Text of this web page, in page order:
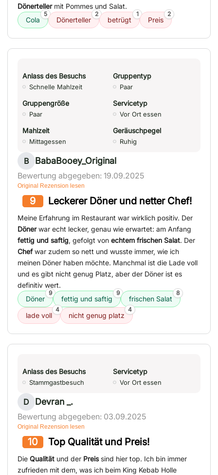
Dönertellermit Pommes und Salat.
Cola
5
Dönerteller
2
betrügt
1
Preis
2
Anlass des Besuchs
Schnelle Mahlzeit
Gruppentyp
Paar
Gruppengröße
Paar
Servicetyp
Vor Ort essen
Mahlzeit
Mittagessen
Geräuschpegel
Ruhig
B BabaBooey_Original
Bewertung abgegeben: 19.09.2025
Original Rezension lesen
9 Leckerer Döner und netter Chef!
Meine Erfahrung im Restaurant war wirklich positiv. Der
Dönerwar echt lecker, genau wie erwartet: am Anfang
fettig und saftig, gefolgt von echtem frischen Salat. Der
Chefwar zudem so nett und wusste immer, wie ich
meinen Döner haben möchte. Manchmal ist die Lade voll
und es gibt nicht genug Platz, aber der Döner ist es
definitiv wert.
Döner
9
fettig und saftig
9
frischen Salat
8
lade voll
4
nicht genug platz
4
Anlass des Besuchs
Stammgastbesuch
Servicetyp
Vor Ort essen
D Devran _.
Bewertung abgegeben: 03.09.2025
Original Rezension lesen
10 Top Qualität und Preis!
Die Qualität und der Preissind hier top. Ich bin immer
zufrieden mit dem, was ich beim King Kebab Holle